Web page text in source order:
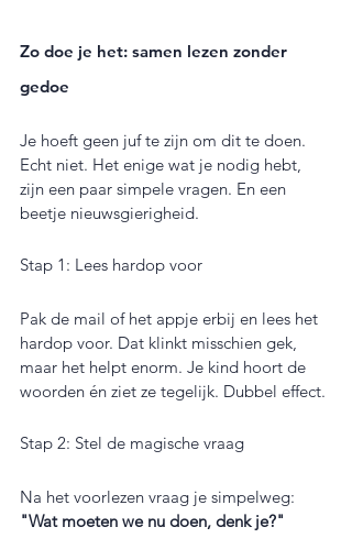
Zo doe je het: samen lezen zonder
gedoe
Je hoeft geen juf te zijn om dit te doen.
Echt niet. Het enige wat je nodig hebt,
zijn een paar simpele vragen. En een
beetje nieuwsgierigheid.
Stap 1: Lees hardop voor
Pak de mail of het appje erbij en lees het
hardop voor. Dat klinkt misschien gek,
maar het helpt enorm. Je kind hoort de
woorden én ziet ze tegelijk. Dubbel effect.
Stap 2: Stel de magische vraag
Na het voorlezen vraag je simpelweg:
"Wat moeten we nu doen, denk je?"